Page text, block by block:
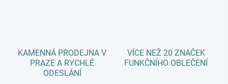
KAMENNÁ PRODEJNA V
PRAZE A RYCHLÉ
ODESLÁNÍ
VÍCE NEŽ 20 ZNAČEK
FUNKČNÍHO OBLEČENÍ